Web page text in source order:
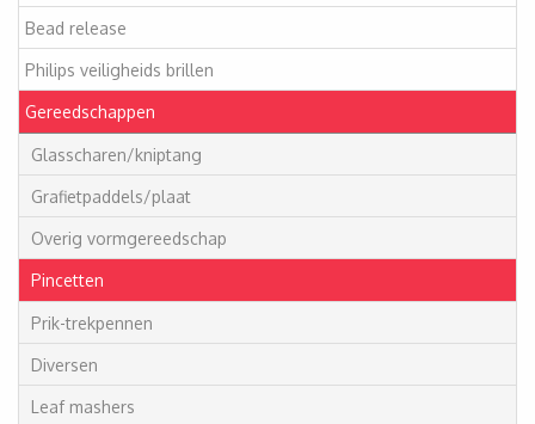
Bead release
Philips veiligheids brillen
Gereedschappen
Glasscharen/kniptang
Grafietpaddels/plaat
Overig vormgereedschap
Pincetten
Prik-trekpennen
Diversen
Leaf mashers